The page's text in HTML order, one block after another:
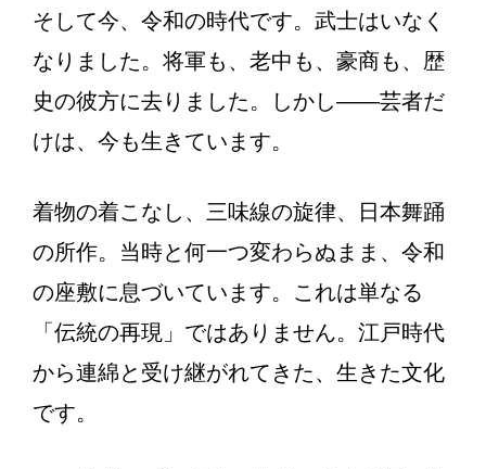
そして今、令和の時代です。武士はいなく
なりました。将軍も、老中も、豪商も、歴
史の彼方に去りました。しかし——芸者だ
けは、今も生きています。
着物の着こなし、三味線の旋律、日本舞踊
の所作。当時と何一つ変わらぬまま、令和
の座敷に息づいています。これは単なる
「伝統の再現」ではありません。江戸時代
から連綿と受け継がれてきた、生きた文化
です。